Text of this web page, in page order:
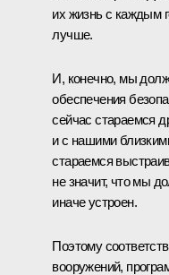
их жизнь с каждым
лучше.
И, конечно, мы
обеспечения
сейчас стараемся
и с нашими
стараемся
не значит, что мы
иначе устроен.
Поэтому
вооружений,